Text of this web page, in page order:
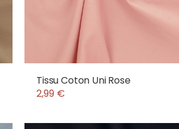
Tissu Coton Uni Rose
2,99 €